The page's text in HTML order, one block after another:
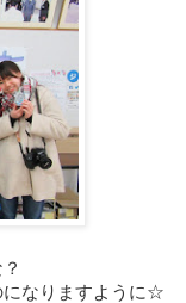
になりますように☆